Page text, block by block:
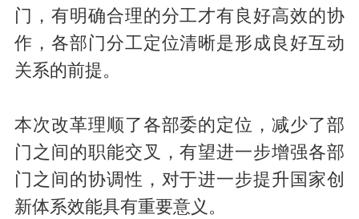
门，有明确合理的分工才有良好高效的协
作，各部门分工定位清晰是形成良好互动
关系的前提。
本次改革理顺了各部委的定位，减少了部
门之间的职能交叉，有望进一步增强各部
门之间的协调性，对于进一步提升国家创
新体系效能具有重要意义。